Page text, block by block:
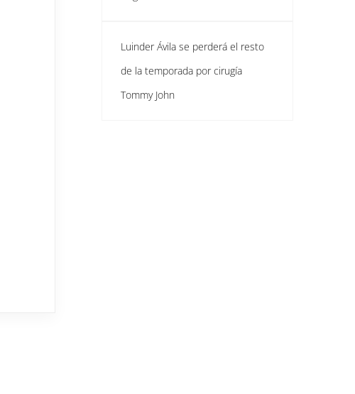
Luinder Ávila se perderá el resto
de la temporada por cirugía
Tommy John